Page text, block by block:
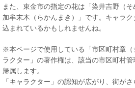
また、東金市の指定の花は「染井吉野（
加牟末木（らかんまき）」です。キャラ
込まれているかもしれませんね。
※本ページで使用している「市区町村章（
ラクター」の著作権は、該当の市区町村
帰属します。
「キャラクター」の認知が広がり、街が